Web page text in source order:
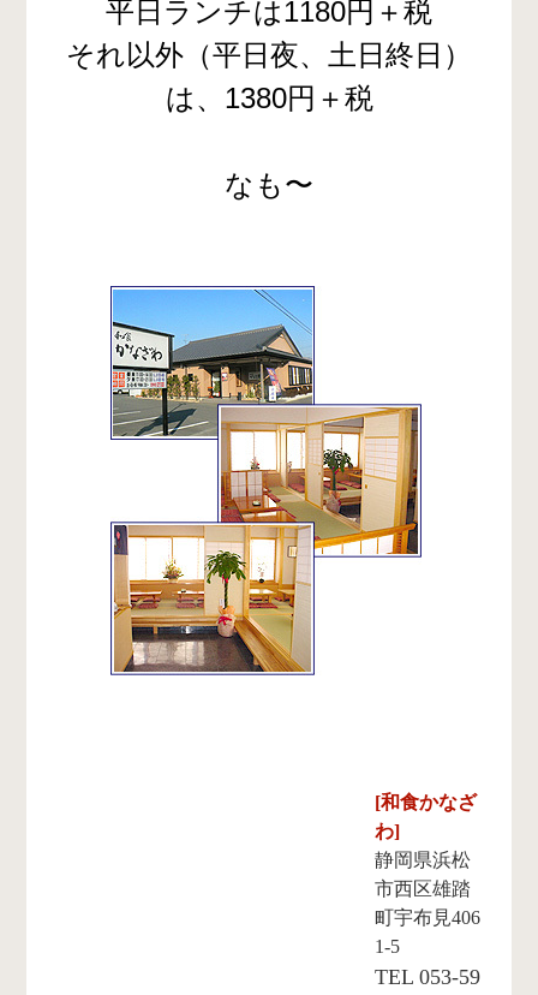
平日ランチは1180円＋税
それ以外（平日夜、土日終日）
は、1380円＋税
なも〜
[和食かなざ
わ]
静岡県浜松
市西区雄踏
町宇布見406
1-5
TEL 053-59